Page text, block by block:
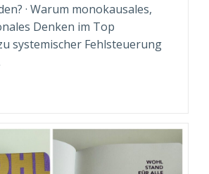
· Warum monokausales,
Denken im Top
systemischer Fehlsteuerung